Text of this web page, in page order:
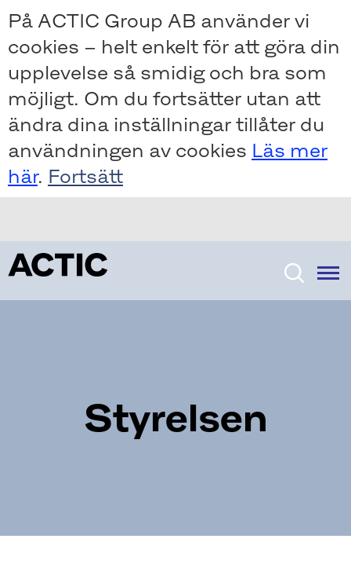
Skip
to
main
content
Skip
to
main
content
På ACTIC Group AB använder vi
cookies – helt enkelt för att göra din
upplevelse så smidig och bra som
möjligt. Om du fortsätter utan att
ändra dina inställningar tillåter du
användningen av cookies Läs mer
här.
Styrelsen